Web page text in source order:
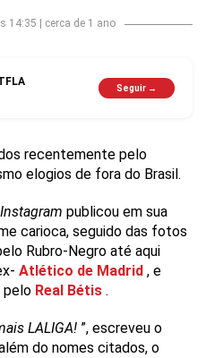
14:35 cerca de 1 ano
Seguir →
recentemente pelo
elogios de fora do Brasil.
Instagram publicou em sua
carioca, seguido das fotos
Rubro-Negro até aqui
Atlético de Madrid , e
pelo Real Bétis .
LALIGA! ”, escreveu o
do nomes citados, o